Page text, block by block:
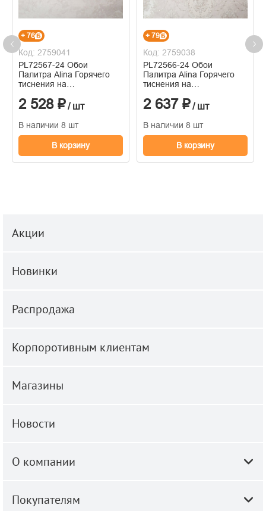
+ 76
Код: 2759041
PL72567-24 Обои
Палитра Alina Горячего
тиснения на
1.06м x 10.05
2 528 ₽/ шт
В наличии 8 шт
В корзину
+ 79
Код: 2759038
PL72566-24 Обои
Палитра Alina Горячего
тиснения на
1.06м x 10.05
2 637 ₽/ шт
В наличии 8 шт
В корзину
Акции
Новинки
Распродажа
Корпоротивным клиентам
Магазины
Новости
О компании
Покупателям